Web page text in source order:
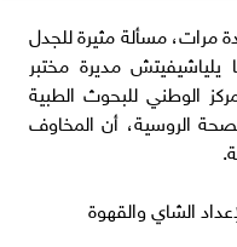
مرات، مسألة مثيرة للجدل
يلياشيفيتش مديرة مختبر
الوطني للبحوث الطبية
الروسية، أن المخاوف